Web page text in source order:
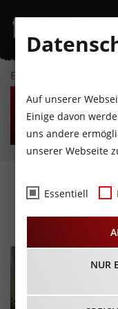
EVENTKALENDER
DO
6
AUGUST
FR
7
AUGUST
Late
Auf unserer
Einige davon
uns andere
unserer Webseite
Essentiell
NUR